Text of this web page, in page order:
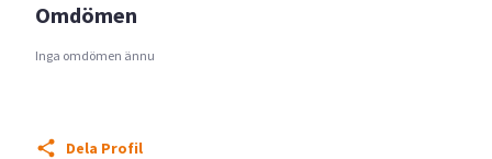
Omdömen
Inga omdömen ännu
Dela Profil